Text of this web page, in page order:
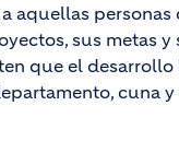
aquellas personas
sus metas y
que el desarrollo
cuna